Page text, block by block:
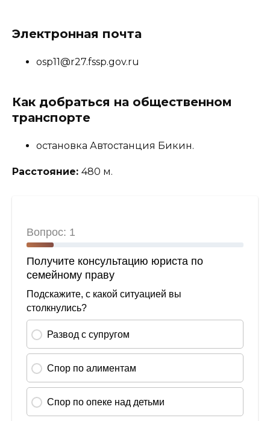
Электронная почта
osp11@r27.fssp.gov.ru
Как добраться на общественном
транспорте
остановка Автостанция Бикин.
Расстояние: 480 м.